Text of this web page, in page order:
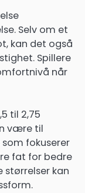
Selv om et
kan det også
Spillere
når
til 2,75
være til
fokuserer
fat for bedre
størrelser kan